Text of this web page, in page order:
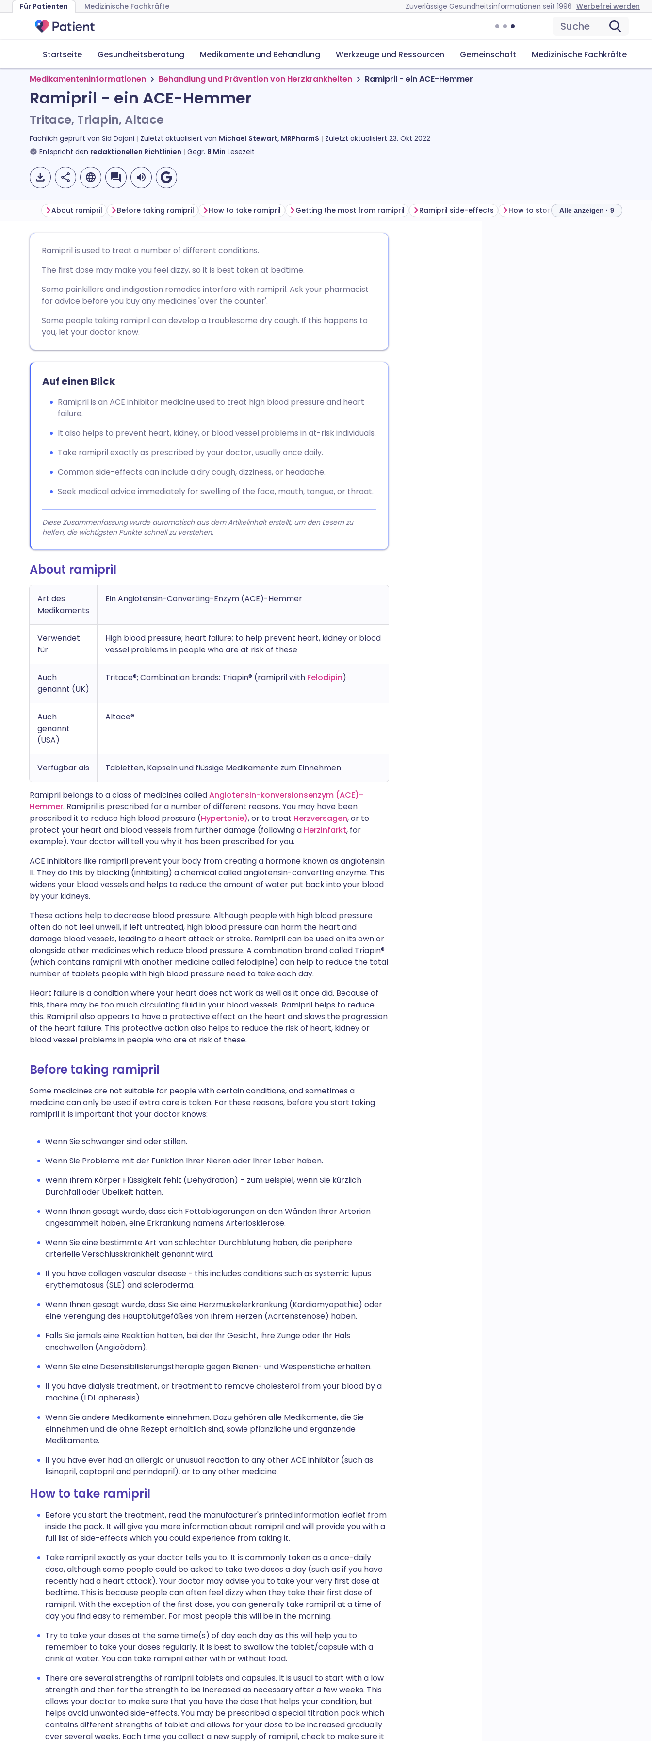
Für Patienten Medizinische Fachkräfte Zuverlässige Gesundheitsinformationen seit 1996 Werbefrei werden
Suche
Startseite Gesundheitsberatung Medikamente und Behandlung Werkzeuge und Ressourcen Gemeinschaft Medizinische Fachkräfte
Medikamenteninformationen Behandlung und Prävention von Herzkrankheiten Ramipril - ein ACE-Hemmer
Ramipril - ein ACE-Hemmer
Tritace, Triapin, Altace
Fachlich geprüft von Sid Dajani Zuletzt aktualisiert von Michael Stewart, MRPharmS Zuletzt aktualisiert 23. Okt 2022
Entspricht den redaktionellen Richtlinien Gegr. 8 Min Lesezeit
Über Facebook teilen
Teilen über LinkedIn
Teilen über X
Link kopieren
🇪🇸 Español 🇫🇷 Français
🇮🇹 Italiano 🇵🇹 Português
🇮🇳 हिन्दी
About ramipril Before taking ramipril How to take ramipril Getting the most from ramipril Ramipril side-effects How to store ramiprilAlle anzeigen · 9
Ramipril is used to treat a number of different conditions.
The first dose may make you feel dizzy, so it is best taken at bedtime.
Some painkillers and indigestion remedies interfere with ramipril. Ask your pharmacist
for advice before you buy any medicines 'over the counter'.
Some people taking ramipril can develop a troublesome dry cough. If this happens to
you, let your doctor know.
Auf einen Blick
Ramipril is an ACE inhibitor medicine used to treat high blood pressure and heart
failure.
It also helps to prevent heart, kidney, or blood vessel problems in at-risk individuals.
Take ramipril exactly as prescribed by your doctor, usually once daily.
Common side-effects can include a dry cough, dizziness, or headache.
Seek medical advice immediately for swelling of the face, mouth, tongue, or throat.
Diese Zusammenfassung wurde automatisch aus dem Artikelinhalt erstellt, um den Lesern zu
helfen, die wichtigsten Punkte schnell zu verstehen.
About ramipril
Art des
Medikaments
Ein Angiotensin-Converting-Enzym (ACE)-Hemmer
Verwendet
für
High blood pressure; heart failure; to help prevent heart, kidney or blood
vessel problems in people who are at risk of these
Auch
genannt (UK)
Tritace®; Combination brands: Triapin® (ramipril with Felodipin)
Auch
genannt
(USA)
Altace®
Verfügbar als Tabletten, Kapseln und flüssige Medikamente zum Einnehmen
Ramipril belongs to a class of medicines calledAngiotensin-konversionsenzym (ACE)-
Hemmer. Ramipril is prescribed for a number of different reasons. You may have been
prescribed it to reduce high blood pressure (Hypertonie), or to treat Herzversagen, or to
protect your heart and blood vessels from further damage (following a Herzinfarkt, for
example). Your doctor will tell you why it has been prescribed for you.
ACE inhibitors like ramipril prevent your body from creating a hormone known as angiotensin
II. They do this by blocking (inhibiting) a chemical called angiotensin-converting enzyme. This
widens your blood vessels and helps to reduce the amount of water put back into your blood
by your kidneys.
These actions help to decrease blood pressure. Although people with high blood pressure
often do not feel unwell, if left untreated, high blood pressure can harm the heart and
damage blood vessels, leading to a heart attack or stroke. Ramipril can be used on its own or
alongside other medicines which reduce blood pressure. A combination brand called Triapin®
(which contains ramipril with another medicine called felodipine) can help to reduce the total
number of tablets people with high blood pressure need to take each day.
Heart failure is a condition where your heart does not work as well as it once did. Because of
this, there may be too much circulating fluid in your blood vessels. Ramipril helps to reduce
this. Ramipril also appears to have a protective effect on the heart and slows the progression
of the heart failure. This protective action also helps to reduce the risk of heart, kidney or
blood vessel problems in people who are at risk of these.
Before taking ramipril
Some medicines are not suitable for people with certain conditions, and sometimes a
medicine can only be used if extra care is taken. For these reasons, before you start taking
ramipril it is important that your doctor knows:
Wenn Sie schwanger sind oder stillen.
Wenn Sie Probleme mit der Funktion Ihrer Nieren oder Ihrer Leber haben.
Wenn Ihrem Körper Flüssigkeit fehlt (Dehydration) – zum Beispiel, wenn Sie kürzlich
Durchfall oder Übelkeit hatten.
Wenn Ihnen gesagt wurde, dass sich Fettablagerungen an den Wänden Ihrer Arterien
angesammelt haben, eine Erkrankung namens Arteriosklerose.
Wenn Sie eine bestimmte Art von schlechter Durchblutung haben, die periphere
arterielle Verschlusskrankheit genannt wird.
If you have collagen vascular disease - this includes conditions such as systemic lupus
erythematosus (SLE) and scleroderma.
Wenn Ihnen gesagt wurde, dass Sie eine Herzmuskelerkrankung (Kardiomyopathie) oder
eine Verengung des Hauptblutgefäßes von Ihrem Herzen (Aortenstenose) haben.
Falls Sie jemals eine Reaktion hatten, bei der Ihr Gesicht, Ihre Zunge oder Ihr Hals
anschwellen (Angioödem).
Wenn Sie eine Desensibilisierungstherapie gegen Bienen- und Wespenstiche erhalten.
If you have dialysis treatment, or treatment to remove cholesterol from your blood by a
machine (LDL apheresis).
Wenn Sie andere Medikamente einnehmen. Dazu gehören alle Medikamente, die Sie
einnehmen und die ohne Rezept erhältlich sind, sowie pflanzliche und ergänzende
Medikamente.
If you have ever had an allergic or unusual reaction to any other ACE inhibitor (such as
lisinopril, captopril and perindopril), or to any other medicine.
How to take ramipril
Before you start the treatment, read the manufacturer's printed information leaflet from
inside the pack. It will give you more information about ramipril and will provide you with a
full list of side-effects which you could experience from taking it.
Take ramipril exactly as your doctor tells you to. It is commonly taken as a once-daily
dose, although some people could be asked to take two doses a day (such as if you have
recently had a heart attack). Your doctor may advise you to take your very first dose at
bedtime. This is because people can often feel dizzy when they take their first dose of
ramipril. With the exception of the first dose, you can generally take ramipril at a time of
day you find easy to remember. For most people this will be in the morning.
Try to take your doses at the same time(s) of day each day as this will help you to
remember to take your doses regularly. It is best to swallow the tablet/capsule with a
drink of water. You can take ramipril either with or without food.
There are several strengths of ramipril tablets and capsules. It is usual to start with a low
strength and then for the strength to be increased as necessary after a few weeks. This
allows your doctor to make sure that you have the dose that helps your condition, but
helps avoid unwanted side-effects. You may be prescribed a special titration pack which
contains different strengths of tablet and allows for your dose to be increased gradually
over several weeks. Each time you collect a new supply of ramipril, check to make sure it